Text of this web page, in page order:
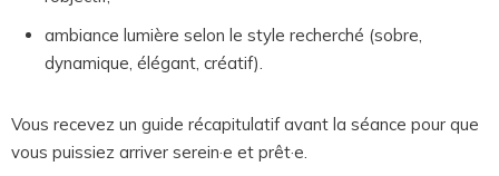
ambiance lumière selon le style recherché (sobre,
dynamique, élégant, créatif).
Vous recevez un guide récapitulatif avant la séance pour que
vous puissiez arriver serein·e et prêt·e.